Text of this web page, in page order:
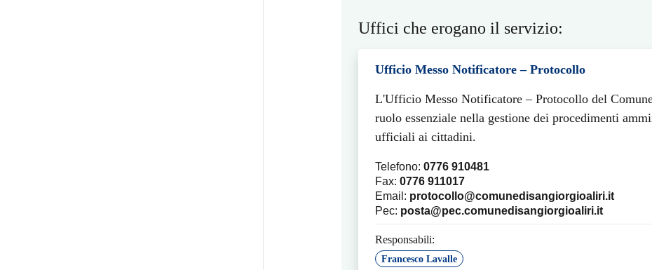
Uffici che erogano il servizio:
Ufficio Messo Notificatore – Protocollo
L'Ufficio Messo Notificatore – Protocollo del
ruolo essenziale nella gestione dei procedimenti
ufficiali ai cittadini.
Telefono: 0776 910481
Fax: 0776 911017
Email: protocollo@comunedisangiorgioaliri.it
Pec: posta@pec.comunedisangiorgioaliri.it
Responsabili:
Francesco Lavalle